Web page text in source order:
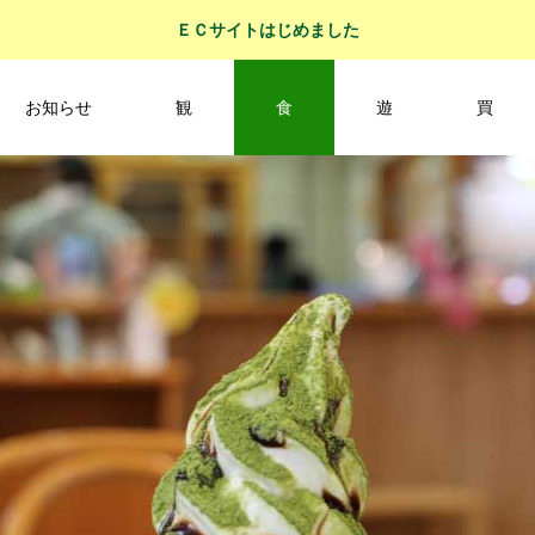
ＥＣサイトはじめました
お知らせ 観 食 遊 買